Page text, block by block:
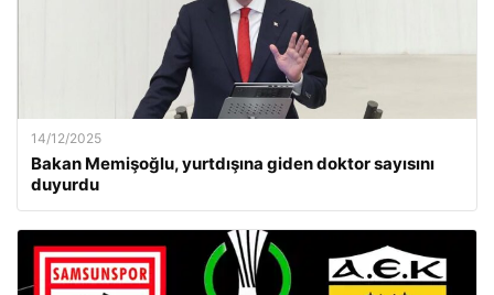
14/12/2025
Bakan Memişoğlu, yurtdışına giden doktor sayısını
duyurdu